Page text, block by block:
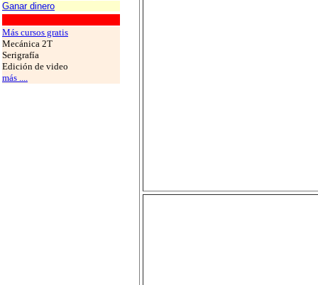
Ganar dinero
Más cursos gratis
Mecánica 2T
Serigrafía
Edición de video
más ....